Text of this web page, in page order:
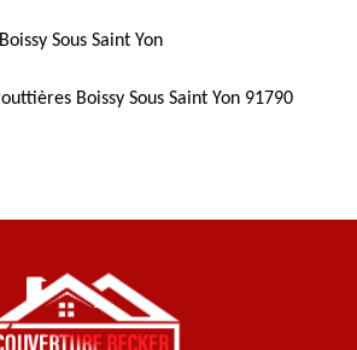
Sous Saint Yon
Boissy Sous Saint Yon 91790